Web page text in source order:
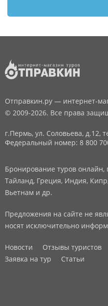
Отправкин.ру — интернет-
© 2009-2026. Все права
г.Пермь, ул. Соловьева, д.12,
Федеральный номер: 8 800
Бронирование туров онлайн,
Тайланд, Греция, Индия,
Вьетнам и др.
Предложения на сайте не
носят исключительно
Новости Отзывы туристов
Заявка на тур
Статьи